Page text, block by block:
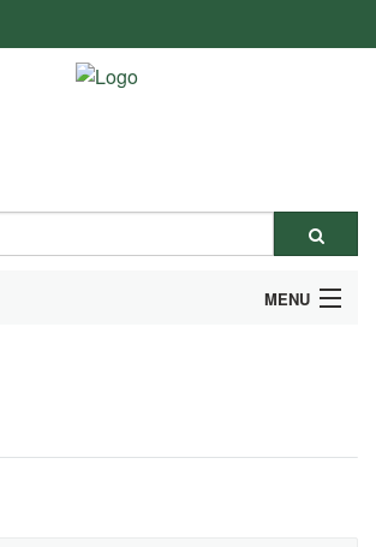
MENU
BENÖTIGT?